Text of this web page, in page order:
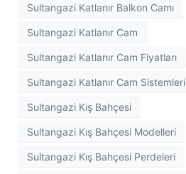
Sultangazi Katlanır Balkon Camı
Sultangazi Katlanır Cam
Sultangazi Katlanır Cam Fiyatları
Sultangazi Katlanır Cam Sistemleri
Sultangazi Kış Bahçesi
Sultangazi Kış Bahçesi Modelleri
Sultangazi Kış Bahçesi Perdeleri